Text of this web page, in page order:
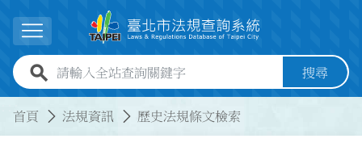
展開選單
全站查詢關鍵字欄位 搜尋
首頁 法規資訊 歷史法規條文檢索